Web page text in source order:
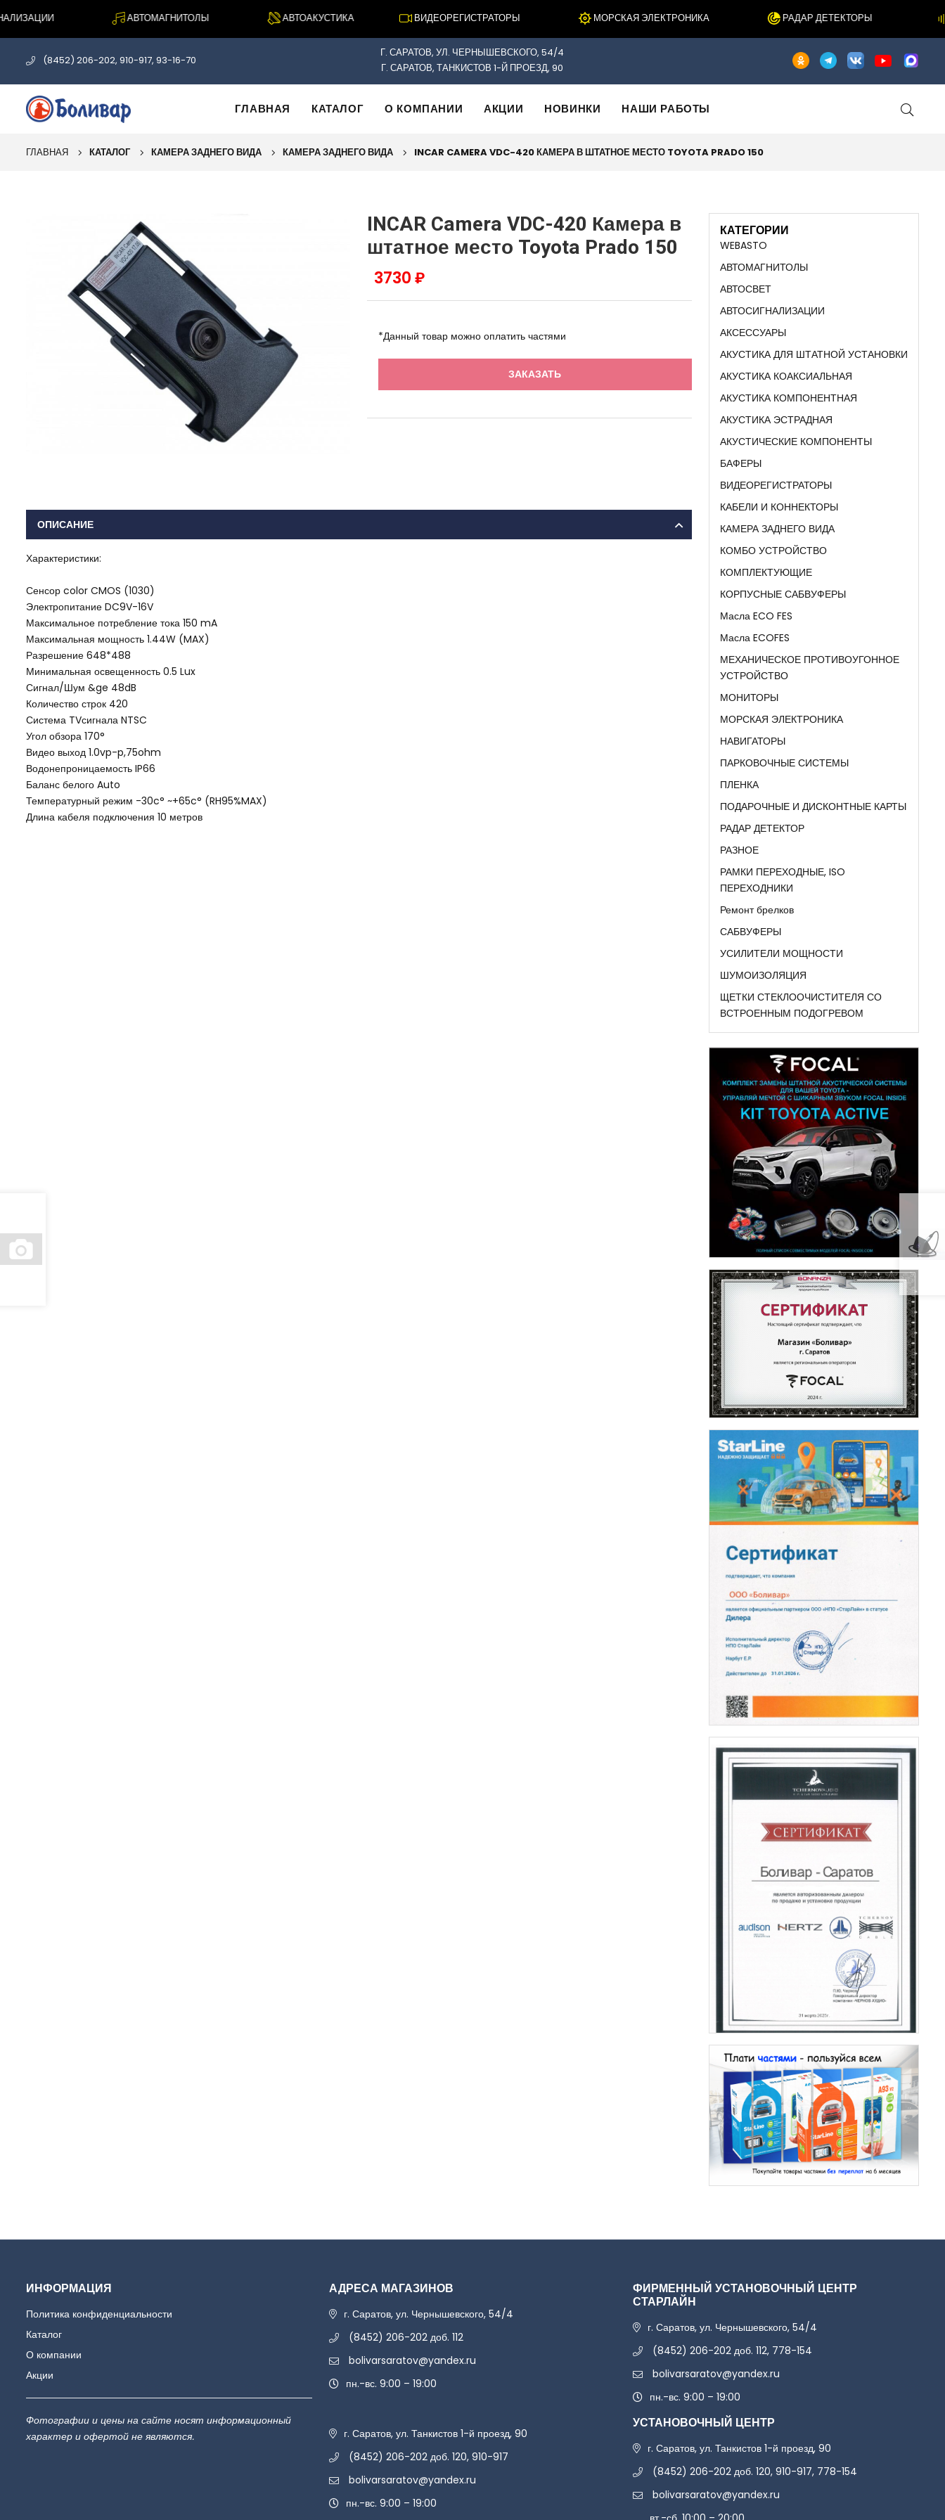
АВТОМАГНИТОЛЫ АВТОАКУСТИКА ВИДЕОРЕГИСТРАТОРЫ МОРСКАЯ ЭЛЕКТРОНИКА РАДАР ДЕТЕКТОРЫ
(8452) 206-202, 910-917, 93-16-70
Г. САРАТОВ, УЛ. ЧЕРНЫШЕВСКОГО, 54/4
Г. САРАТОВ, ТАНКИСТОВ 1-Й ПРОЕЗД, 90
ГЛАВНАЯ КАТАЛОГ О КОМПАНИИ АКЦИИ НОВИНКИ НАШИ РАБОТЫ
ГЛАВНАЯ КАТАЛОГ КАМЕРА ЗАДНЕГО ВИДА КАМЕРА ЗАДНЕГО ВИДА INCAR CAMERA VDC-420 КАМЕРА В ШТАТНОЕ МЕСТО TOYOTA PRADO 150
INCAR Camera VDC-420 Камера в
штатное место Toyota Prado 150
3730 ₽
*Данный товар можно оплатить частями
ЗАКАЗАТЬ
ОПИСАНИЕ
Характеристики:
Сенсор color CMOS (1030)
Электропитание DC9V-16V
Максимальное потребление тока 150 mA
Максимальная мощность 1.44W (MAX)
Разрешение 648*488
Минимальная освещенность 0.5 Lux
Сигнал/Шум &ge 48dB
Количество строк 420
Система TVсигнала NTSC
Угол обзора 170°
Видео выход 1.0vp-p,75ohm
Водонепроницаемость IP66
Баланс белого Auto
Температурный режим -30c° ~+65c° (RH95%MAX)
Длина кабеля подключения 10 метров
КАТЕГОРИИ
WEBASTO
АВТОМАГНИТОЛЫ
АВТОСВЕТ
АВТОСИГНАЛИЗАЦИИ
АКСЕССУАРЫ
АКУСТИКА ДЛЯ ШТАТНОЙ УСТАНОВКИ
АКУСТИКА КОАКСИАЛЬНАЯ
АКУСТИКА КОМПОНЕНТНАЯ
АКУСТИКА ЭСТРАДНАЯ
АКУСТИЧЕСКИЕ КОМПОНЕНТЫ
БАФЕРЫ
ВИДЕОРЕГИСТРАТОРЫ
КАБЕЛИ И КОННЕКТОРЫ
КАМЕРА ЗАДНЕГО ВИДА
КОМБО УСТРОЙСТВО
КОМПЛЕКТУЮЩИЕ
КОРПУСНЫЕ САБВУФЕРЫ
Масла ECO FES
Масла ECOFES
МЕХАНИЧЕСКОЕ ПРОТИВОУГОННОЕ
УСТРОЙСТВО
МОНИТОРЫ
МОРСКАЯ ЭЛЕКТРОНИКА
НАВИГАТОРЫ
ПАРКОВОЧНЫЕ СИСТЕМЫ
ПЛЕНКА
ПОДАРОЧНЫЕ И ДИСКОНТНЫЕ КАРТЫ
РАДАР ДЕТЕКТОР
РАЗНОЕ
РАМКИ ПЕРЕХОДНЫЕ, ISO
ПЕРЕХОДНИКИ
Ремонт брелков
САБВУФЕРЫ
УСИЛИТЕЛИ МОЩНОСТИ
ШУМОИЗОЛЯЦИЯ
ЩЕТКИ СТЕКЛООЧИСТИТЕЛЯ СО
ВСТРОЕННЫМ ПОДОГРЕВОМ
ИНФОРМАЦИЯ
Политика конфиденциальности
Каталог
О компании
Акции
Фотографии и цены на сайте носят информационный
характер и офертой не являются.
АДРЕСА МАГАЗИНОВ
г. Саратов, ул. Чернышевского, 54/4
(8452) 206-202 доб. 112
bolivarsaratov@yandex.ru
пн.-вс. 9:00 – 19:00
г. Саратов, ул. Танкистов 1-й проезд, 90
(8452) 206-202 доб. 120, 910-917
bolivarsaratov@yandex.ru
пн.-вс. 9:00 – 19:00
ФИРМЕННЫЙ УСТАНОВОЧНЫЙ ЦЕНТР
СТАРЛАЙН
г. Саратов, ул. Чернышевского, 54/4
(8452) 206-202 доб. 112, 778-154
bolivarsaratov@yandex.ru
пн.-вс. 9:00 – 19:00
УСТАНОВОЧНЫЙ ЦЕНТР
г. Саратов, ул. Танкистов 1-й проезд, 90
(8452) 206-202 доб. 120, 910-917, 778-154
bolivarsaratov@yandex.ru